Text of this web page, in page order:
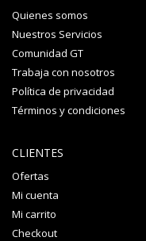
Quienes somos
Nuestros Servicios
Comunidad GT
Trabaja con nosotros
Política de privacidad
Términos y condiciones
CLIENTES
Ofertas
Mi cuenta
Mi carrito
Checkout